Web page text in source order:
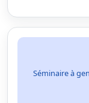
Séminaire à